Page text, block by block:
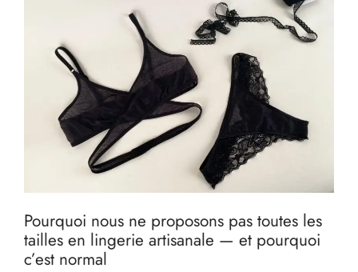
Pourquoi nous ne proposons pas toutes les
tailles en lingerie artisanale — et pourquoi
c’est normal